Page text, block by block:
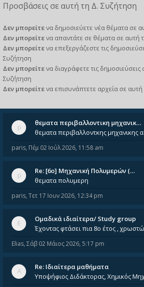
Προσβάσεις σε αυτή τη Δ. Συζήτηση
Δεν μπορείτενα δημοσιεύετε νέα θέματα σε
Δεν μπορείτενα απαντάτε σε θέματα σε αυτή
Δεν μπορείτενα επεξεργάζεστε τις
Συζήτηση
Δεν μπορείτενα διαγράφετε τις
Συζήτηση
Δεν μπορείτενα επισυνάπτετε αρχεία σε
θεματα περιβαλλοντικη μηχανικ…
paris, Πέμ 02 Ιούλ 2026, 11:58 am
Re: [6o] Mηχανική Πολυμερών (…
θεματα πολυμερη
paris, Τετ 17 Ιουν 2026, 12:34 pm
Ομαδικά ιδιαίτερα/ Study group
Elias, Σάβ 02 Μάιος 2026, 5:17 pm
Re: Ιδιαίτερα μαθήματα